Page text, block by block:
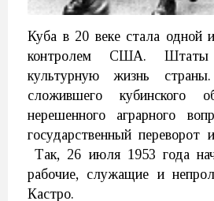
Куба в 20 веке стала одной
контролем США. Штаты
культурную жизнь
сложившего кубинского
нерешенного аграрного
государственный
Так, 26 июля 1953 года
рабочие, служащие и
Кастро.